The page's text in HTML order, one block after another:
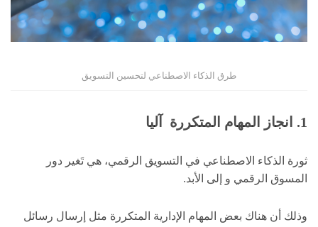
طرق الذكاء الاصطناعي لتحسين التسويق
1. انجاز المهام المتكررة آليا
ثورة الذكاء الاصطناعي في التسويق الرقمي، هي تَغير دور
المسوق الرقمي و إلى الأبد.
وذلك أن هناك بعض المهام الإدارية المتكررة مثل إرسال رسائل